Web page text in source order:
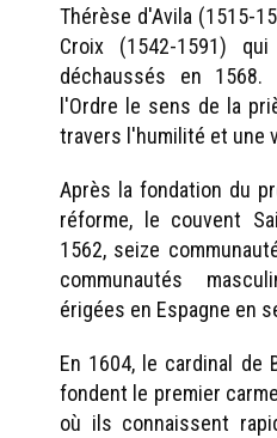
Thérèse d'Avila (1515-
Croix (1542-1591)
déchaussés en
l'Ordre le sens de la
travers l'humilité et une
Après la fondation du
réforme, le couvent
1562, seize
communautés
érigées en Espagne en
En 1604, le cardinal de
fondent le premier
où ils connaissent